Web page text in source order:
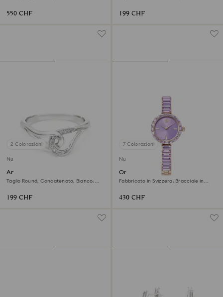
550 CHF 199 CHF
2 Colorazioni
Nuovo
Anello Swarovski Classica
Taglio Round, Concatenato, Bianco,
199 CHF
7 Colorazioni
Nuovo
Orologio Matrix bangle
Fabbricato in Svizzera, Bracciale in
430 CHF